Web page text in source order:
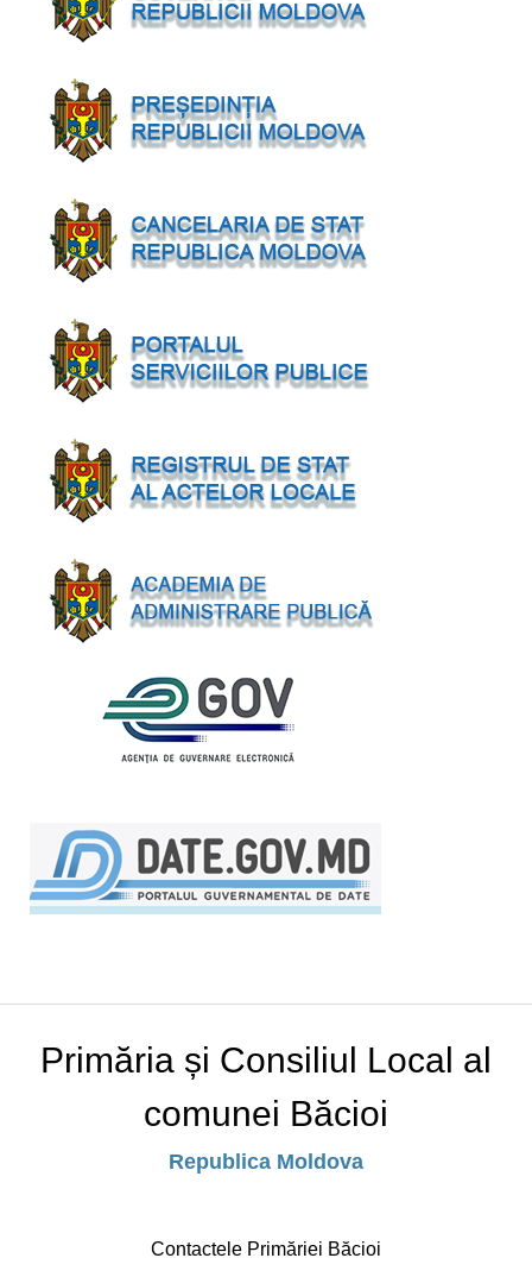
Primăria și Consiliul Local al
comunei Băcioi
Republica Moldova
Contactele Primăriei Băcioi